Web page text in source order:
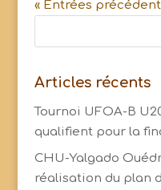
« Entrées
Articles récents
Tournoi UFOA-B
qualifient pour la
CHU-Yalgado
réalisation du plan